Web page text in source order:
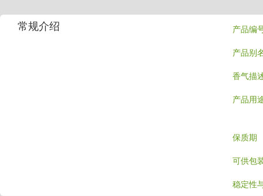
常规介绍 产品编
产品别
香气描
产品用
保质期
可供包
稳定性